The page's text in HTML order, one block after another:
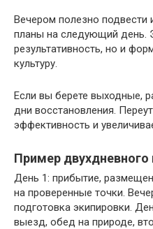
Вечером полезно подвести
планы на следующий день.
результативность, но и
культуру.
Если вы берете выходные,
дни восстановления.
эффективность и
Пример
День 1: прибытие,
на проверенные точки.
подготовка экипировки.
выезд, обед на природе,